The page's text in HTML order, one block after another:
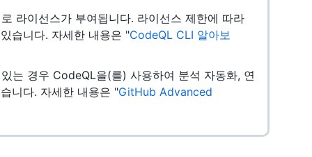
라이선스가 부여됩니다. 라이선스 제한에 따라
습니다. 자세한 내용은 "CodeQL CLI 알아보
는 경우 CodeQL을(를) 사용하여 분석 자동화, 연
니다. 자세한 내용은 "GitHub Advanced